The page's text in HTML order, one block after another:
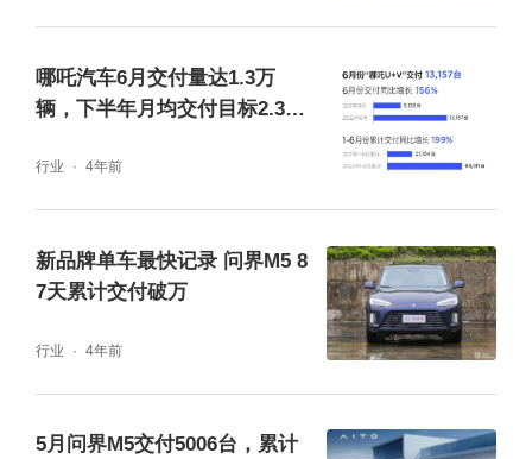
哪吒汽车6月交付量达1.3万
辆，下半年月均交付目标2.3万
行业 4年前
新品牌单车最快记录 问界M5 8
7天累计交付破万
行业 4年前
5月问界M5交付5006台，累计